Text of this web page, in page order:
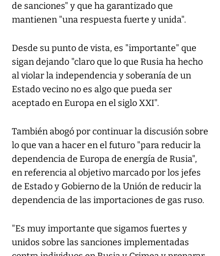
de sanciones" y que ha garantizado que
mantienen "una respuesta fuerte y unida".
Desde su punto de vista, es "importante" que
sigan dejando "claro que lo que Rusia ha hecho
al violar la independencia y soberanía de un
Estado vecino no es algo que pueda ser
aceptado en Europa en el siglo XXI".
También abogó por continuar la discusión sobre
lo que van a hacer en el futuro "para reducir la
dependencia de Europa de energía de Rusia",
en referencia al objetivo marcado por los jefes
de Estado y Gobierno de la Unión de reducir la
dependencia de las importaciones de gas ruso.
"Es muy importante que sigamos fuertes y
unidos sobre las sanciones implementadas